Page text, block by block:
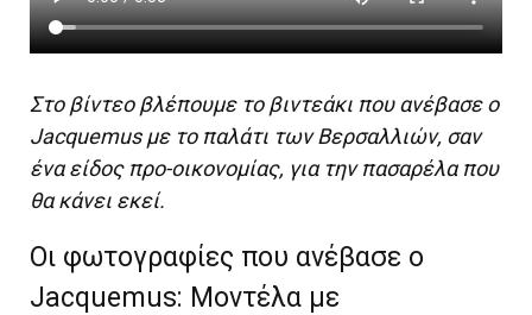
Στο βίντεο βλέπουμε το βιντεάκι που ανέβασε ο
Jacquemus με το παλάτι των Βερσαλλιών, σαν
ένα είδος προ-οικονομίας, για την πασαρέλα που
θα κάνει εκεί.
Oι φωτογραφίες που ανέβασε ο
Jacquemus: Μοντέλα με